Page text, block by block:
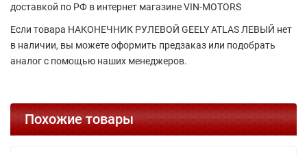
доставкой по РФ в интернет магазине VIN-MOTORS
Если товара НАКОНЕЧНИК РУЛЕВОЙ GEELY ATLAS ЛЕВЫЙ нет
в наличии, вы можете оформить предзаказ или подобрать
аналог с помощью наших менеджеров.
Похожие товары